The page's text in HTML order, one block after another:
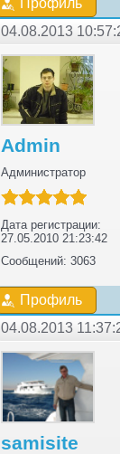
Профиль
04.08.2013
Admin
Администратор
Дата регистрации:
27.05.2010 21:23:42
Сообщений: 3063
Профиль
04.08.2013
samisite